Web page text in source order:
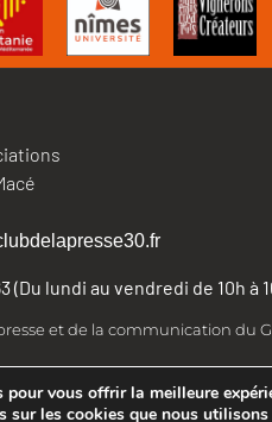
(Du lundi au vendredi de 10h à
et de la communication du
vous offrir la meilleure
sur les cookies que nous